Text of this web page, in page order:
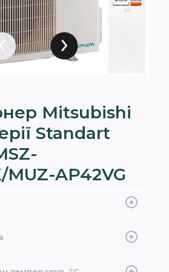
Mitsubishi
Standart
MUZ-AP42VG